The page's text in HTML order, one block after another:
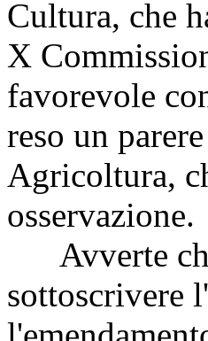
Cultura, che
X
favorevole
reso un
Agricoltura,
osservazione.
Avverte
sottoscrivere